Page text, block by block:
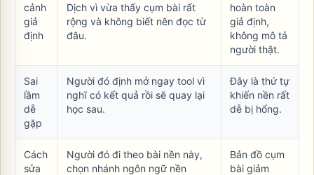
cảnh
giả
định
Dịch vì vừa thấy cụm bài rất
rộng và không biết nên đọc từ
đâu.
hoàn toàn
giả định,
không mô tả
người thật.
Sai
lầm
dễ
gặp
Người đó định mở ngay tool vì
nghĩ có kết quả rồi sẽ quay lại
học sau.
Đây là thứ tự
khiến nền rất
dễ bị hổng.
Cách
sửa
Người đó đi theo bài nền này,
chọn nhánh ngôn ngữ nền
Bản đồ cụm
bài giảm